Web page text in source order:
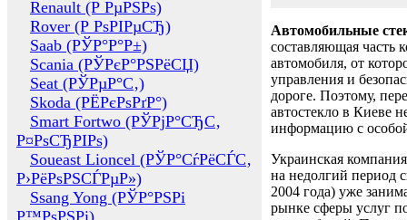
Renault (Р РµРЅРѕ)
Rover (Р РѕРІРµСЂ)
Saab (РЎР°Р°Р±)
Scania (РЎРєР°РЅРёСЏ)
Seat (РЎРµР°С‚)
Skoda (РЁРєРѕРґР°)
Smart Fortwo (РЎРјР°СЂС‚
Р¤РѕСЂРІРѕ)
Soueast Lioncel (РЎР°СѓРёСЃС‚
Р›РёРѕРЅСЃРµР»)
Ssang Yong (РЎР°РЅРі
Р™РѕРЅРі)
Автомобильные
составляющая часть
автомобиля, от
управления и
дороге. Поэтому,
автостекло в Киеве
информацию с
Украинская
на недолгий период
2004 года) уже
рынке сферы услуг